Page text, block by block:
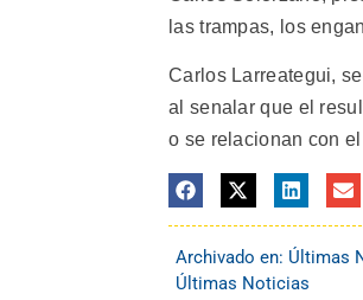
las trampas, los
Carlos Larreategui,
al senalar que el
o se relacionan con
Archivado en: Últimas
Últimas Noticias